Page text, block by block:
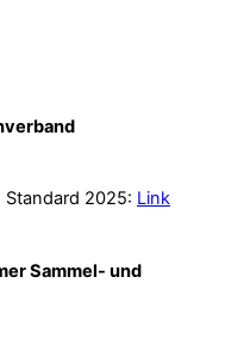
Standard 2025: Link
Sammel- und